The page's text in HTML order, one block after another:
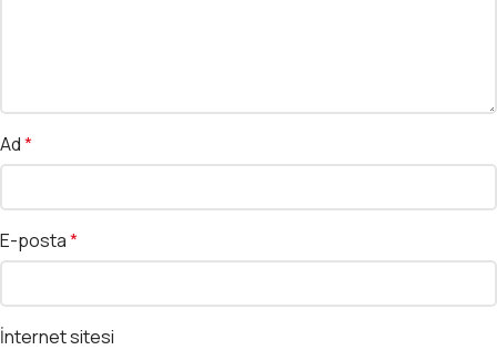
Ad*
E-posta*
İnternet sitesi